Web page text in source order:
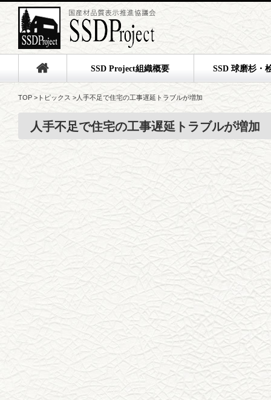
SSD Project組織概要 SSD 球磨杉・
TOP > トピックス > 人手不足で住宅の工事遅延トラブルが増加
人手不足で住宅の工事遅延トラブルが増加